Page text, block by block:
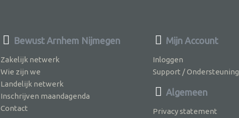
Bewust Arnhem Nijmegen
Zakelijk netwerk
Wie zijn we
Landelijk netwerk
Inschrijven maandagenda
Contact
Mijn Account
Inloggen
Support / Ondersteuning
Algemeen
Privacy statement